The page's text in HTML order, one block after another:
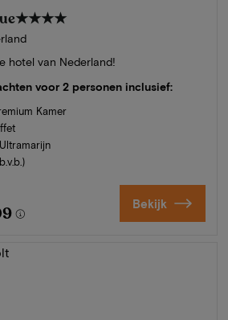
★★★★
hotel van Nederland!
voor 2 personen inclusief:
Kamer
Bekijk